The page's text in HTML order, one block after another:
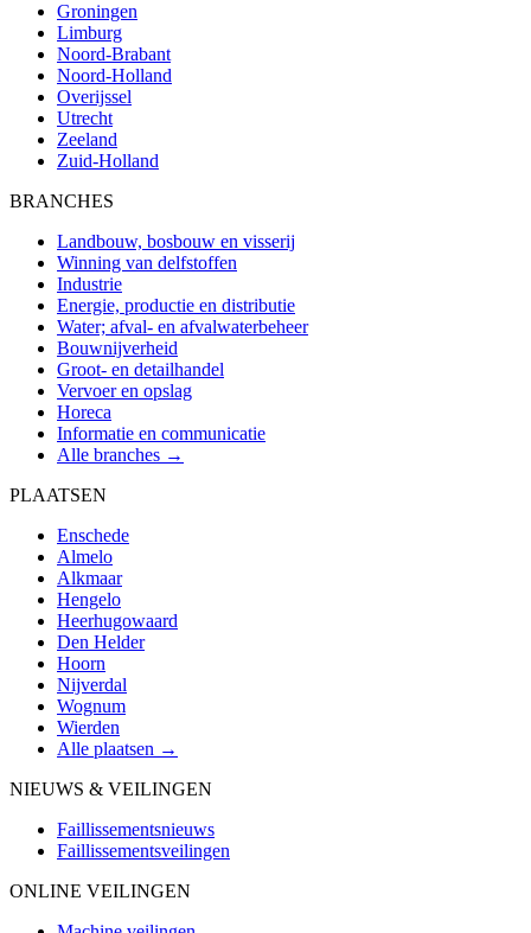
Groningen
Limburg
Noord-Brabant
Noord-Holland
Overijssel
Utrecht
Zeeland
Zuid-Holland
BRANCHES
Landbouw, bosbouw en visserij
Winning van delfstoffen
Industrie
Energie, productie en distributie
Water; afval- en afvalwaterbeheer
Bouwnijverheid
Groot- en detailhandel
Vervoer en opslag
Horeca
Informatie en communicatie
Alle branches →
PLAATSEN
Enschede
Almelo
Alkmaar
Hengelo
Heerhugowaard
Den Helder
Hoorn
Nijverdal
Wognum
Wierden
Alle plaatsen →
NIEUWS & VEILINGEN
Faillissementsnieuws
Faillissementsveilingen
ONLINE VEILINGEN